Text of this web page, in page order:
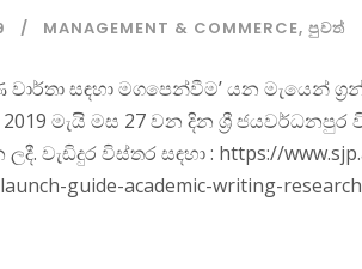
MANAGEMENT & COMMERCE, පුවත්
වාර්තා සඳහා මගපෙන්වීම’ යන මැයෙන්
මැයි මස 27 වන දින ශ්‍රී ජයවර්ධනපුර
වැඩිදුර විස්තර සඳහා : https://
guide-academic-writing-